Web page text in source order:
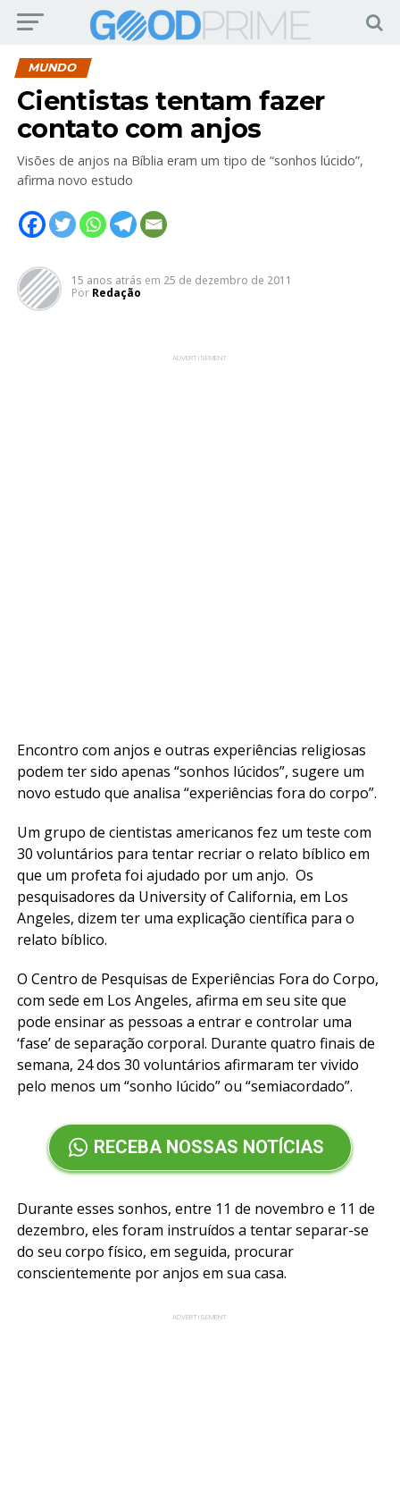
MUNDO
Cientistas tentam fazer
contato com anjos
Visões de anjos na Bíblia eram um tipo de “sonhos lúcido”,
afirma novo estudo
15 anos atrás em 25 de dezembro de 2011
Por Redação
ADVERTISEMENT
Encontro com anjos e outras experiências religiosas
podem ter sido apenas “sonhos lúcidos”, sugere um
novo estudo que analisa “experiências fora do corpo”.
Um grupo de cientistas americanos fez um teste com
30 voluntários para tentar recriar o relato bíblico em
que um profeta foi ajudado por um anjo. Os
pesquisadores da University of California, em Los
Angeles, dizem ter uma explicação científica para o
relato bíblico.
O Centro de Pesquisas de Experiências Fora do Corpo,
com sede em Los Angeles, afirma em seu site que
pode ensinar as pessoas a entrar e controlar uma
‘fase’ de separação corporal. Durante quatro finais de
semana, 24 dos 30 voluntários afirmaram ter vivido
pelo menos um “sonho lúcido” ou “semiacordado”.
RECEBA NOSSAS NOTÍCIAS
Durante esses sonhos, entre 11 de novembro e 11 de
dezembro, eles foram instruídos a tentar separar-se
do seu corpo físico, em seguida, procurar
conscientemente por anjos em sua casa.
ADVERTISEMENT